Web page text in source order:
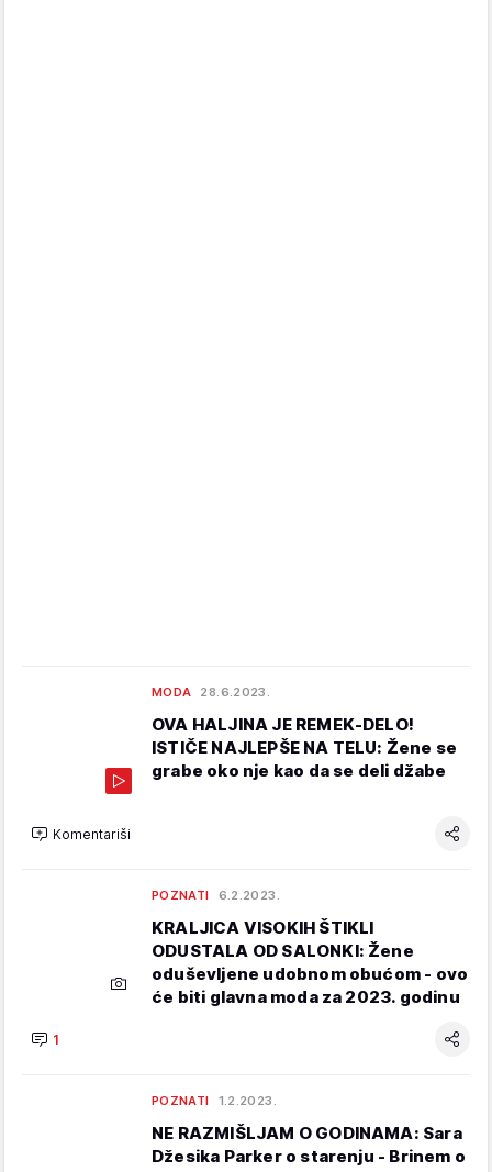
MODA 28.6.2023.
OVA HALJINA JE REMEK-DELO!
ISTIČE NAJLEPŠE NA TELU: Žene se
grabe oko nje kao da se deli džabe
Komentariši
POZNATI 6.2.2023.
KRALJICA VISOKIH ŠTIKLI
ODUSTALA OD SALONKI: Žene
oduševljene udobnom obućom - ovo
će biti glavna moda za 2023. godinu
1
POZNATI 1.2.2023.
NE RAZMIŠLJAM O GODINAMA: Sara
Džesika Parker o starenju - Brinem o